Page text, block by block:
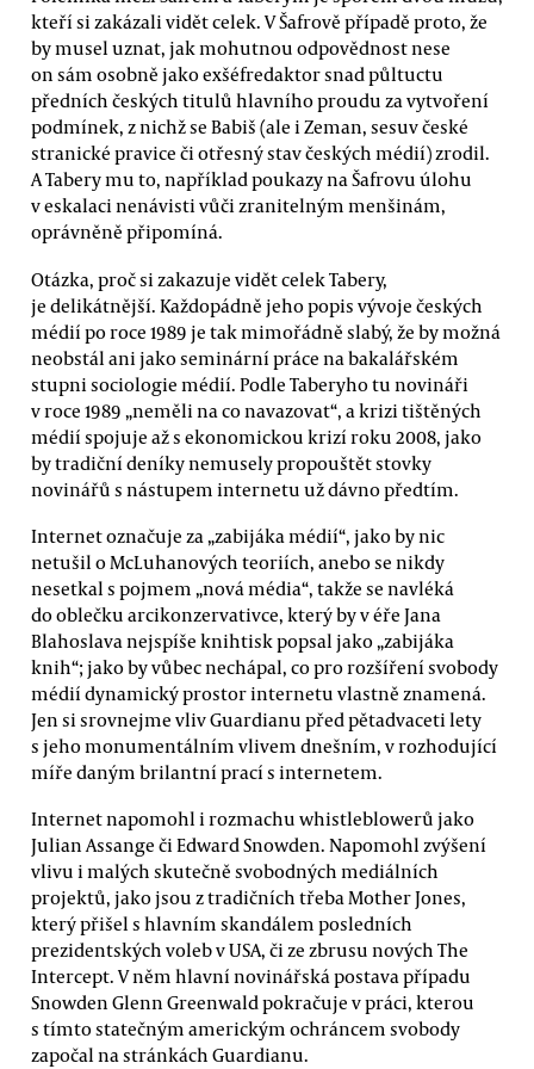
kteří si zakázali vidět celek. V Šafrově případě proto, že
by musel uznat, jak mohutnou odpovědnost nese
on sám osobně jako exšéfredaktor snad půltuctu
předních českých titulů hlavního proudu za vytvoření
podmínek, z nichž se Babiš (ale i Zeman, sesuv české
stranické pravice či otřesný stav českých médií) zrodil.
A Tabery mu to, například poukazy na Šafrovu úlohu
v eskalaci nenávisti vůči zranitelným menšinám,
oprávněně připomíná.
Otázka, proč si zakazuje vidět celek Tabery,
je delikátnější. Každopádně jeho popis vývoje českých
médií po roce 1989 je tak mimořádně slabý, že by možná
neobstál ani jako seminární práce na bakalářském
stupni sociologie médií. Podle Taberyho tu novináři
v roce 1989 „neměli na co navazovat“, a krizi tištěných
médií spojuje až s ekonomickou krizí roku 2008, jako
by tradiční deníky nemusely propouštět stovky
novinářů s nástupem internetu už dávno předtím.
Internet označuje za „zabijáka médií“, jako by nic
netušil o McLuhanových teoriích, anebo se nikdy
nesetkal s pojmem „nová média“, takže se navléká
do oblečku arcikonzervativce, který by v éře Jana
Blahoslava nejspíše knihtisk popsal jako „zabijáka
knih“; jako by vůbec nechápal, co pro rozšíření svobody
médií dynamický prostor internetu vlastně znamená.
Jen si srovnejme vliv Guardianu před pětadvaceti lety
s jeho monumentálním vlivem dnešním, v rozhodující
míře daným brilantní prací s internetem.
Internet napomohl i rozmachu whistleblowerů jako
Julian Assange či Edward Snowden. Napomohl zvýšení
vlivu i malých skutečně svobodných mediálních
projektů, jako jsou z tradičních třeba Mother Jones,
který přišel s hlavním skandálem posledních
prezidentských voleb v USA, či ze zbrusu nových The
Intercept. V něm hlavní novinářská postava případu
Snowden Glenn Greenwald pokračuje v práci, kterou
s tímto statečným americkým ochráncem svobody
započal na stránkách Guardianu.